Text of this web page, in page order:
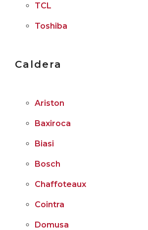
TCL
Toshiba
Caldera
Ariston
Baxiroca
Biasi
Bosch
Chaffoteaux
Cointra
Domusa